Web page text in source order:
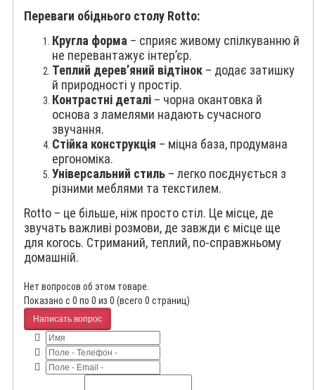
Переваги обіднього столу Rotto:
Кругла форма – сприяє живому спілкуванню й
не перевантажує інтер’єр.
Теплий дерев’яний відтінок – додає затишку
й природності у простір.
Контрастні деталі – чорна окантовка й
основа з ламелями надають сучасного
звучання.
Стійка конструкція – міцна база, продумана
ергономіка.
Універсальний стиль – легко поєднується з
різними меблями та текстилем.
Rotto – це більше, ніж просто стіл. Це місце, де
звучать важливі розмови, де завжди є місце ще
для когось. Стриманий, теплий, по-справжньому
домашній.
Нет вопросов об этом товаре.
Показано с 0 по 0 из 0 (всего 0 страниц)
Написать вопрос